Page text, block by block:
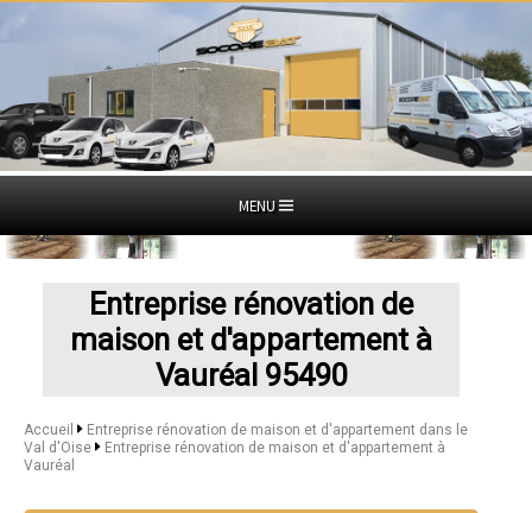
MENU
Entreprise rénovation de
maison et d'appartement à
Vauréal 95490
Accueil
Entreprise rénovation de maison et d'appartement dans le
Val d'Oise
Entreprise rénovation de maison et d'appartement à
Vauréal